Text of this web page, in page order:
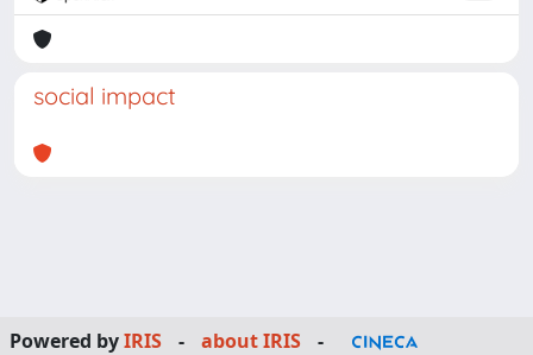
social impact
Powered byIRIS - about IRIS -